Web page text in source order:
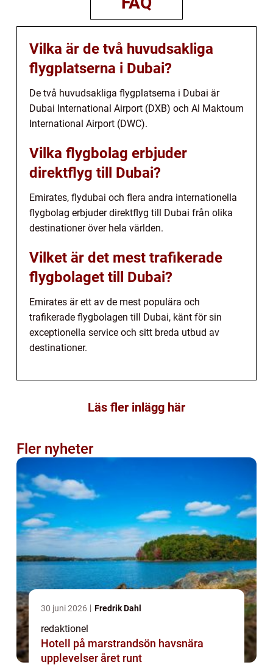
Vilka är de två huvudsakliga
flygplatserna i Dubai?
De två huvudsakliga flygplatserna i Dubai är
Dubai International Airport (DXB) och Al Maktoum
International Airport (DWC).
Vilka flygbolag erbjuder
direktflyg till Dubai?
Emirates, flydubai och flera andra internationella
flygbolag erbjuder direktflyg till Dubai från olika
destinationer över hela världen.
Vilket är det mest trafikerade
flygbolaget till Dubai?
Emirates är ett av de mest populära och
trafikerade flygbolagen till Dubai, känt för sin
exceptionella service och sitt breda utbud av
destinationer.
Läs fler inlägg här
Fler nyheter
30 juni 2026 Fredrik Dahl
redaktionel
Hotell på marstrandsön havsnära
upplevelser året runt